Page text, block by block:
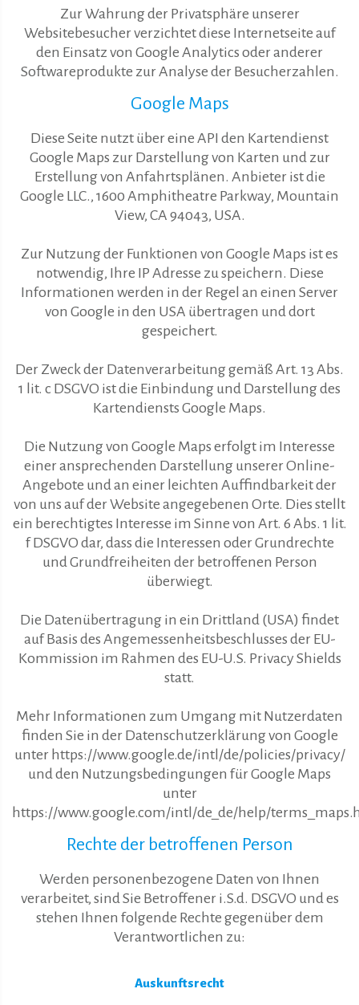
Zur Wahrung der Privatsphäre unserer
Websitebesucher verzichtet diese Internetseite auf
den Einsatz von Google Analytics oder anderer
Softwareprodukte zur Analyse der Besucherzahlen.
Google Maps
Diese Seite nutzt über eine API den Kartendienst
Google Maps zur Darstellung von Karten und zur
Erstellung von Anfahrtsplänen. Anbieter ist die
Google LLC., 1600 Amphitheatre Parkway, Mountain
View, CA 94043, USA.
Zur Nutzung der Funktionen von Google Maps ist es
notwendig, Ihre IP Adresse zu speichern. Diese
Informationen werden in der Regel an einen Server
von Google in den USA übertragen und dort
gespeichert.
Der Zweck der Datenverarbeitung gemäß Art. 13 Abs.
1 lit. c DSGVO ist die Einbindung und Darstellung des
Kartendiensts Google Maps.
Die Nutzung von Google Maps erfolgt im Interesse
einer ansprechenden Darstellung unserer Online-
Angebote und an einer leichten Auffindbarkeit der
von uns auf der Website angegebenen Orte. Dies stellt
ein berechtigtes Interesse im Sinne von Art. 6 Abs. 1 lit.
f DSGVO dar, dass die Interessen oder Grundrechte
und Grundfreiheiten der betroffenen Person
überwiegt.
Die Datenübertragung in ein Drittland (USA) findet
auf Basis des Angemessenheitsbeschlusses der EU-
Kommission im Rahmen des EU-U.S. Privacy Shields
statt.
Mehr Informationen zum Umgang mit Nutzerdaten
finden Sie in der Datenschutzerklärung von Google
unter https://www.google.de/intl/de/policies/privacy/
und den Nutzungsbedingungen für Google Maps
unter
https://www.google.com/intl/de_de/help/
Rechte der betroffenen Person
Werden personenbezogene Daten von Ihnen
verarbeitet, sind Sie Betroffener i.S.d. DSGVO und es
stehen Ihnen folgende Rechte gegenüber dem
Verantwortlichen zu:
Auskunftsrecht